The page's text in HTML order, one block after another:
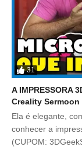
31
A IMPRESSORA
Creality Sermoon
Ela é elegante,
conhecer a
(CUPOM: